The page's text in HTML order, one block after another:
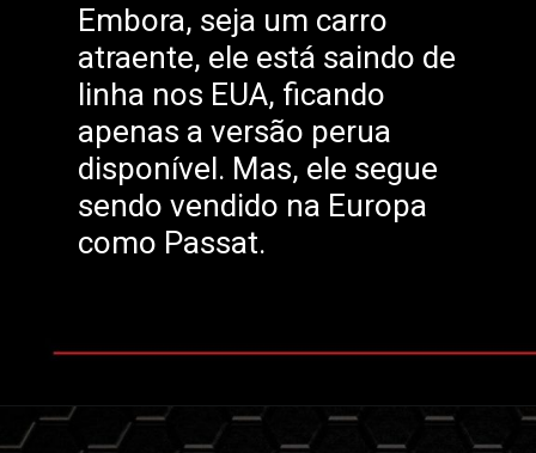
Embora, seja um carro
atraente, ele está saindo de
linha nos EUA, ficando
apenas a versão perua
disponível. Mas, ele segue
sendo vendido na Europa
como Passat.